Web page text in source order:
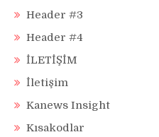
Header #3
Header #4
İLETİŞİM
İletişim
Kanews Insight
Kısakodlar